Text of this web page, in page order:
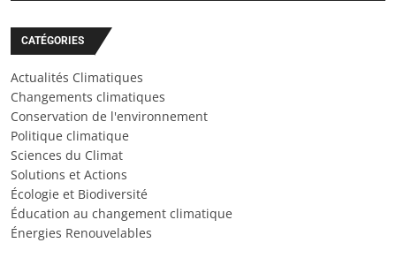
CATÉGORIES
Actualités Climatiques
Changements climatiques
Conservation de l'environnement
Politique climatique
Sciences du Climat
Solutions et Actions
Écologie et Biodiversité
Éducation au changement climatique
Énergies Renouvelables